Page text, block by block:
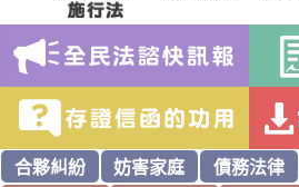
合夥糾紛 妨害家庭 債務法律